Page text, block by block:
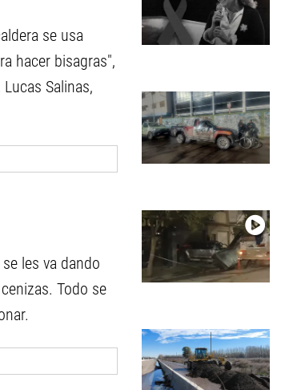
se usa
hacer bisagras",
Salinas,
les va dando
Todo se